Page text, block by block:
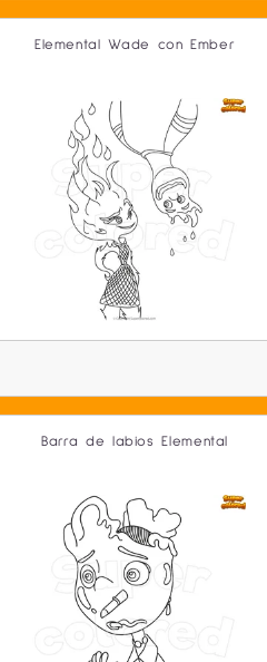
Elemental Wade con Ember
Barra de labios Elemental